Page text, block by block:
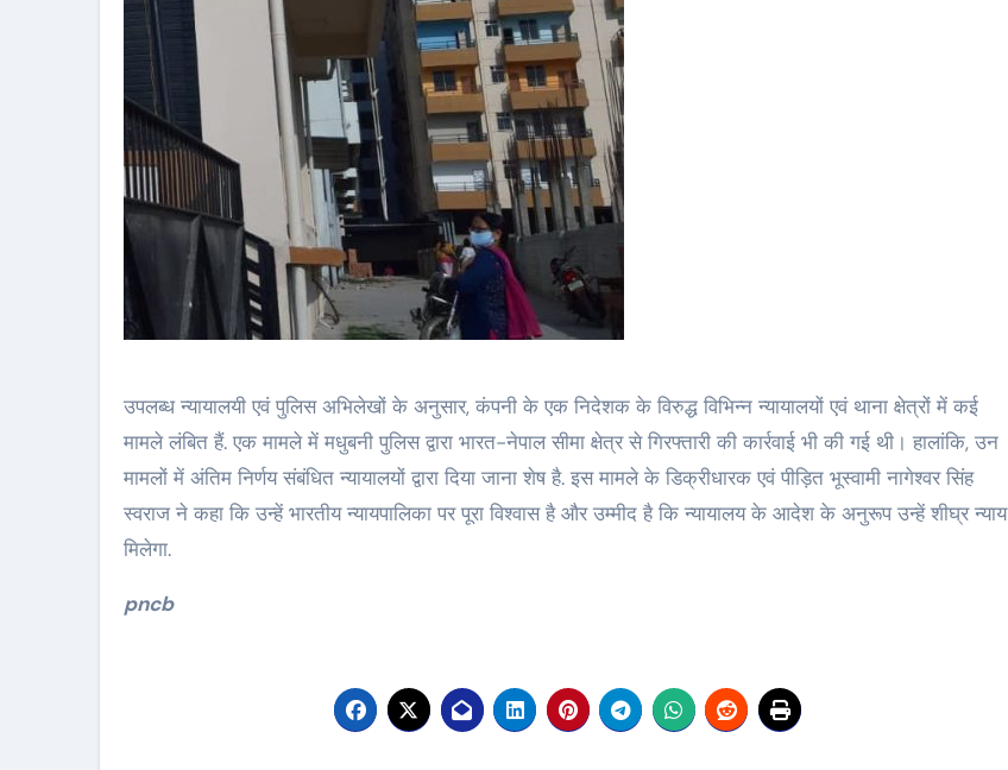
उपलब्ध न्यायालयी एवं पुलिस अभिलेखों के अनुसार, कंपनी के एक निदेशक के विरुद्ध विभिन्न न्यायालयों एवं थाना क्षेत्रों में कई
मामले लंबित हैं. एक मामले में मधुबनी पुलिस द्वारा भारत-नेपाल सीमा क्षेत्र से गिरफ्तारी की कार्रवाई भी की गई थी। हालांकि, उन
मामलों में अंतिम निर्णय संबंधित न्यायालयों द्वारा दिया जाना शेष है. इस मामले के डिक्रीधारक एवं पीड़ित भूस्वामी नागेश्वर सिंह
स्वराज ने कहा कि उन्हें भारतीय न्यायपालिका पर पूरा विश्वास है और उम्मीद है कि न्यायालय के आदेश के अनुरूप उन्हें शीघ्र न्याय
मिलेगा.
pncb